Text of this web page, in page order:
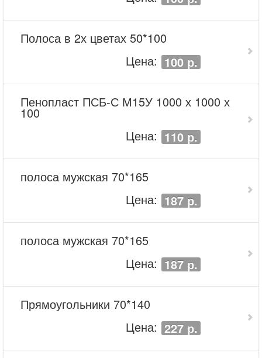
Полоса в 2х цветах 50*100
Цена: 100 р.
Пенопласт ПСБ-С М15У 1000 х 1000 х
100
Цена: 110 р.
полоса мужская 70*165
Цена: 187 р.
полоса мужская 70*165
Цена: 187 р.
Прямоугольники 70*140
Цена: 227 р.